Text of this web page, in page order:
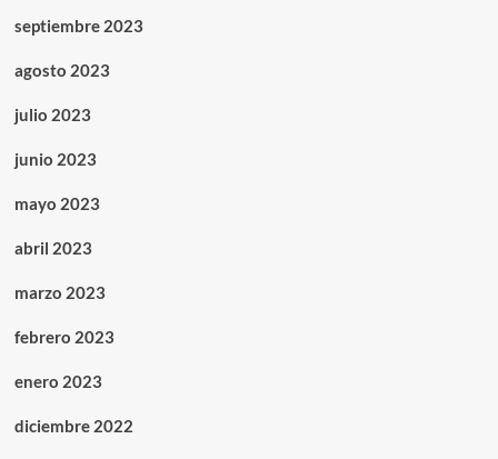
septiembre 2023
agosto 2023
julio 2023
junio 2023
mayo 2023
abril 2023
marzo 2023
febrero 2023
enero 2023
diciembre 2022